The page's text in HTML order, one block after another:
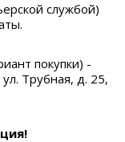
службой)
покупки) -
Трубная, д. 25,